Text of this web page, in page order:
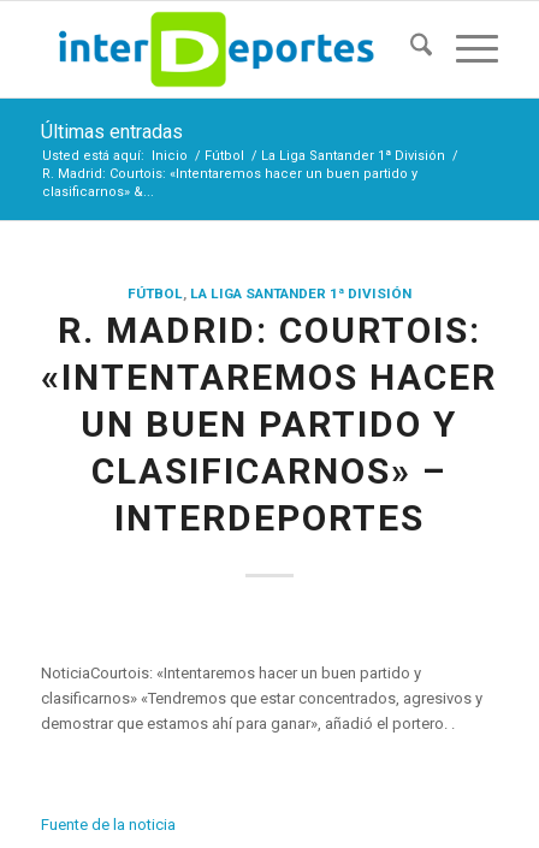
Últimas entradas
Usted está aquí: Inicio / Fútbol / La Liga Santander 1ª División /
R. Madrid: Courtois: «Intentaremos hacer un buen partido y
clasificarnos» &...
FÚTBOL, LA LIGA SANTANDER 1ª DIVISIÓN
R. MADRID: COURTOIS:
«INTENTAREMOS HACER
UN BUEN PARTIDO Y
CLASIFICARNOS» –
INTERDEPORTES
NoticiaCourtois: «Intentaremos hacer un buen partido y
clasificarnos» «Tendremos que estar concentrados, agresivos y
demostrar que estamos ahí para ganar», añadió el portero. .
Fuente de la noticia